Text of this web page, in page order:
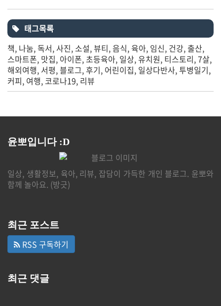
태그목록
책 나눔 독서 사진 소설 뷰티 음식 육아 임신 건강 출산
스마트폰 맛집 아이폰 초등육아 일상 유치원 티스토리 7살
해외여행 서평 블로그 후기 어린이집 일상다반사 투병일기
커피 여행 코로나19 리뷰
윤뽀입니다 :D
일상, 생활정보, 육아, 리뷰, 잡담이 가득한 개인 블로그. 윤뽀와
함께 놀아요. (방긋)
최근 포스트
RSS 구독하기
최근 댓글